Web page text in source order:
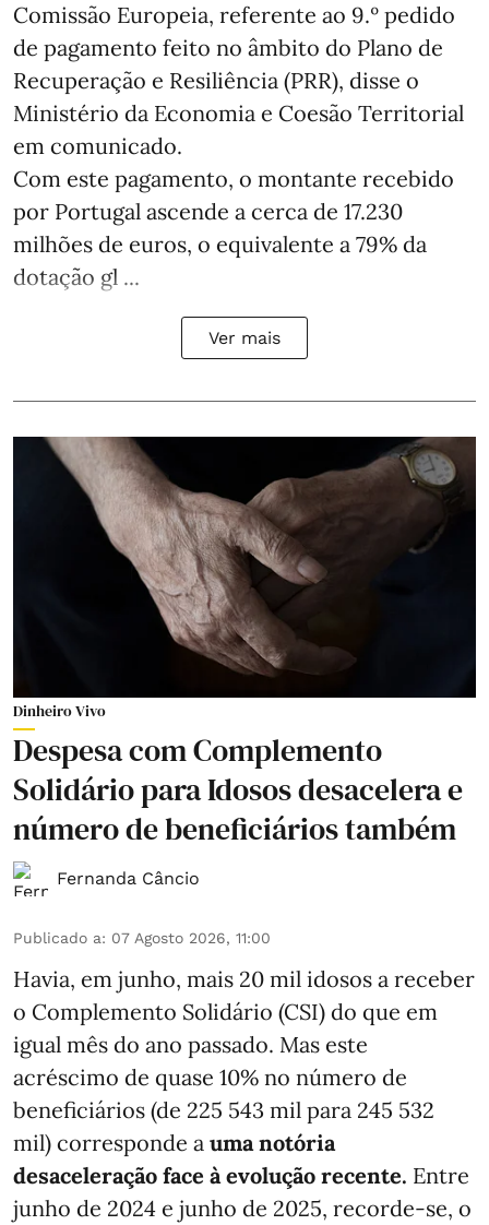
Comissão Europeia, referente ao 9.º pedido
de pagamento feito no âmbito do Plano de
Recuperação e Resiliência (PRR), disse o
Ministério da Economia e Coesão Territorial
em comunicado.
Com este pagamento, o montante recebido
por Portugal ascende a cerca de 17.230
milhões de euros, o equivalente a 79% da
dotação gl ...
Ver mais
Dinheiro Vivo
Despesa com Complemento
Solidário para Idosos desacelera e
número de beneficiários também
Fernanda Câncio
Publicado a: 07 Agosto 2026, 11:00
Havia, em junho, mais 20 mil idosos a receber
o Complemento Solidário (CSI) do que em
igual mês do ano passado. Mas este
acréscimo de quase 10% no número de
beneficiários (de 225 543 mil para 245 532
mil) corresponde a uma notória
desaceleração face à evolução recente. Entre
junho de 2024 e junho de 2025, recorde-se, o